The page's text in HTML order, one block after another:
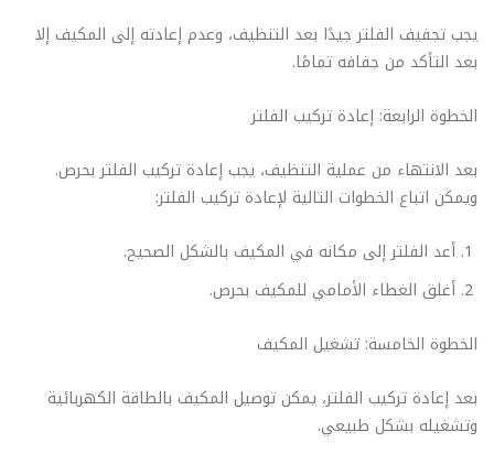
يجب تجفيف الفلتر جيدًا بعد التنظيف، وعدم إعادته إلى المكيف إلا
بعد التأكد من جفافه تمامًا.
الخطوة الرابعة: إعادة تركيب الفلتر
بعد الانتهاء من عملية التنظيف، يجب إعادة تركيب الفلتر بحرص.
ويمكن اتباع الخطوات التالية لإعادة تركيب الفلتر:
أعد الفلتر إلى مكانه في المكيف بالشكل الصحيح.
أغلق الغطاء الأمامي للمكيف بحرص.
الخطوة الخامسة: تشغيل المكيف
بعد إعادة تركيب الفلتر، يمكن توصيل المكيف بالطاقة الكهربائية
وتشغيله بشكل طبيعي.